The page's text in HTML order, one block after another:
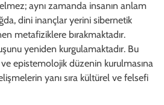
aynı zamanda insanın anlam
dini inançlar yerini sibernetik
metafiziklere bırakmaktadır.
yeniden kurgulamaktadır. Bu
epistemolojik düzenin kurulmasına
yanı sıra kültürel ve felsefi